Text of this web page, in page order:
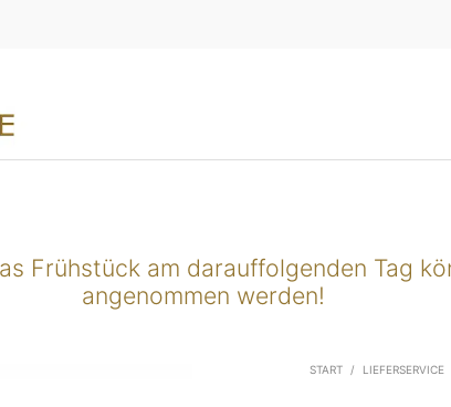
Frühstück am darauffolgenden Tag
angenommen werden!
START / LIEFERSERVICE